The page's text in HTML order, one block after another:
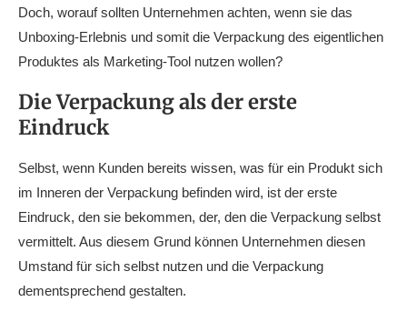
Doch, worauf sollten Unternehmen achten, wenn sie das
Unboxing-Erlebnis und somit die Verpackung des eigentlichen
Produktes als Marketing-Tool nutzen wollen?
Die Verpackung als der erste
Eindruck
Selbst, wenn Kunden bereits wissen, was für ein Produkt sich
im Inneren der Verpackung befinden wird, ist der erste
Eindruck, den sie bekommen, der, den die Verpackung selbst
vermittelt. Aus diesem Grund können Unternehmen diesen
Umstand für sich selbst nutzen und die Verpackung
dementsprechend gestalten.